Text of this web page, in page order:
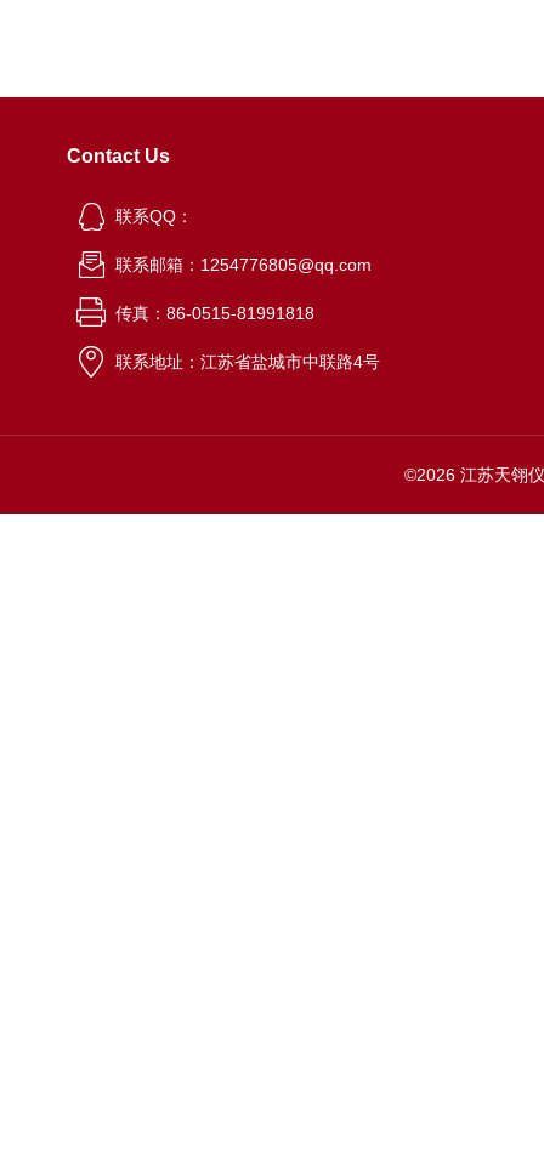
Contact Us
联系QQ：
联系邮箱：1254776805@qq.com
传真：86-0515-81991818
联系地址：江苏省盐城市中联路4号
©2026 江苏天翎